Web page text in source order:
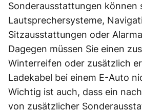
Sonderausstattungen können
Lautsprechersysteme,
Sitzausstattungen oder
Dagegen müssen Sie einen
Winterreifen oder zusätzlich
Ladekabel bei einem E-Auto
Wichtig ist auch, dass ein
von zusätzlicher